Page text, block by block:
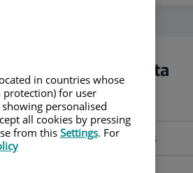
Demanar cita
Nom i cognoms
in countries whose
protection) for user
personalised
all cookies by pressing
from this Settings. For